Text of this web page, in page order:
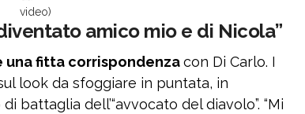
video)
amico mio e di Nicola”
una fitta corrispondenzacon Di Carlo. I
look da sfoggiare in puntata, in
battaglia dell’“avvocato del diavolo”. “Mi